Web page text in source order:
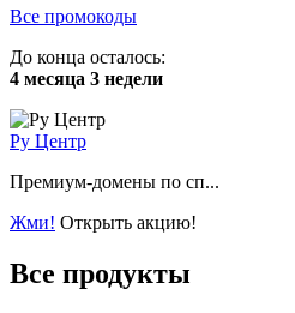
Все промокоды
До конца осталось:
4 месяца 3 недели
Ру Центр
Премиум-домены по сп...
Жми! Открыть акцию!
Все продукты